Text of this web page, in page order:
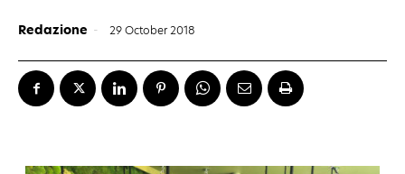
Redazione - 29 October 2018